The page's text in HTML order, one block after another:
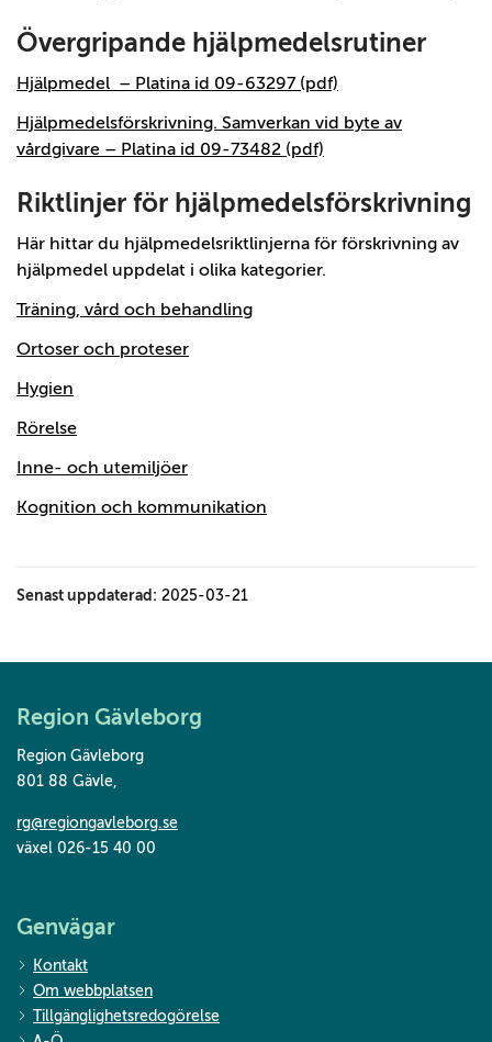
Övergripande hjälpmedelsrutiner
Hjälpmedel – Platina id 09-63297 (pdf)
Hjälpmedelsförskrivning. Samverkan vid byte av
vårdgivare – Platina id 09-73482 (pdf)
Riktlinjer för hjälpmedelsförskrivning
Här hittar du hjälpmedelsriktlinjerna för förskrivning av
hjälpmedel uppdelat i olika kategorier.
Träning, vård och behandling
Ortoser och proteser
Hygien
Rörelse
Inne- och utemiljöer
Kognition och kommunikation
Senast uppdaterad: 2025-03-21
Region Gävleborg
Region Gävleborg
801 88 Gävle,
rg@regiongavleborg.se
växel 026-15 40 00
Genvägar
Kontakt
Om webbplatsen
Tillgänglighetsredogörelse